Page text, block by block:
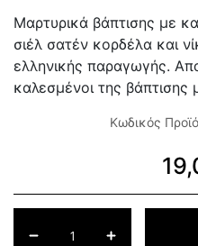
Μαρτυρικά βάπτισης με
σιέλ σατέν κορδέλα και
ελληνικής παραγωγής.
καλεσμένοι της βάπτισης
Κωδικός